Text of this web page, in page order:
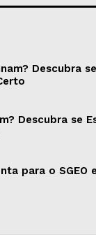
Descubra se
Descubra se
para o SGEO e